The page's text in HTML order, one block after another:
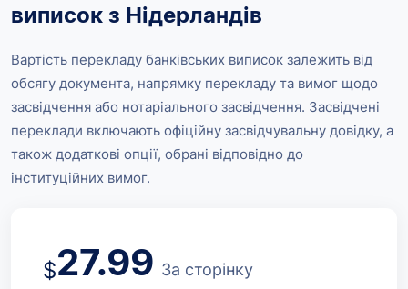
виписок з Нідерландів
Вартість перекладу банківських виписок залежить від
обсягу документа, напрямку перекладу та вимог щодо
засвідчення або нотаріального засвідчення. Засвідчені
переклади включають офіційну засвідчувальну довідку, а
також додаткові опції, обрані відповідно до
інституційних вимог.
$27.99 За сторінку